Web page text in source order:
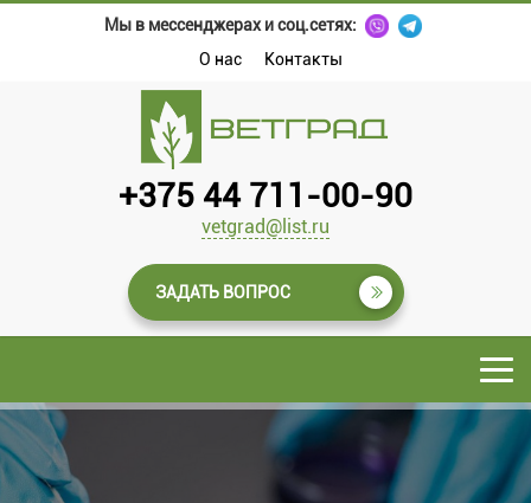
Мы в мессенджерах и соц.сетях:
О нас
Контакты
+375 44 711-00-90
vetgrad@list.ru
ЗАДАТЬ ВОПРОС